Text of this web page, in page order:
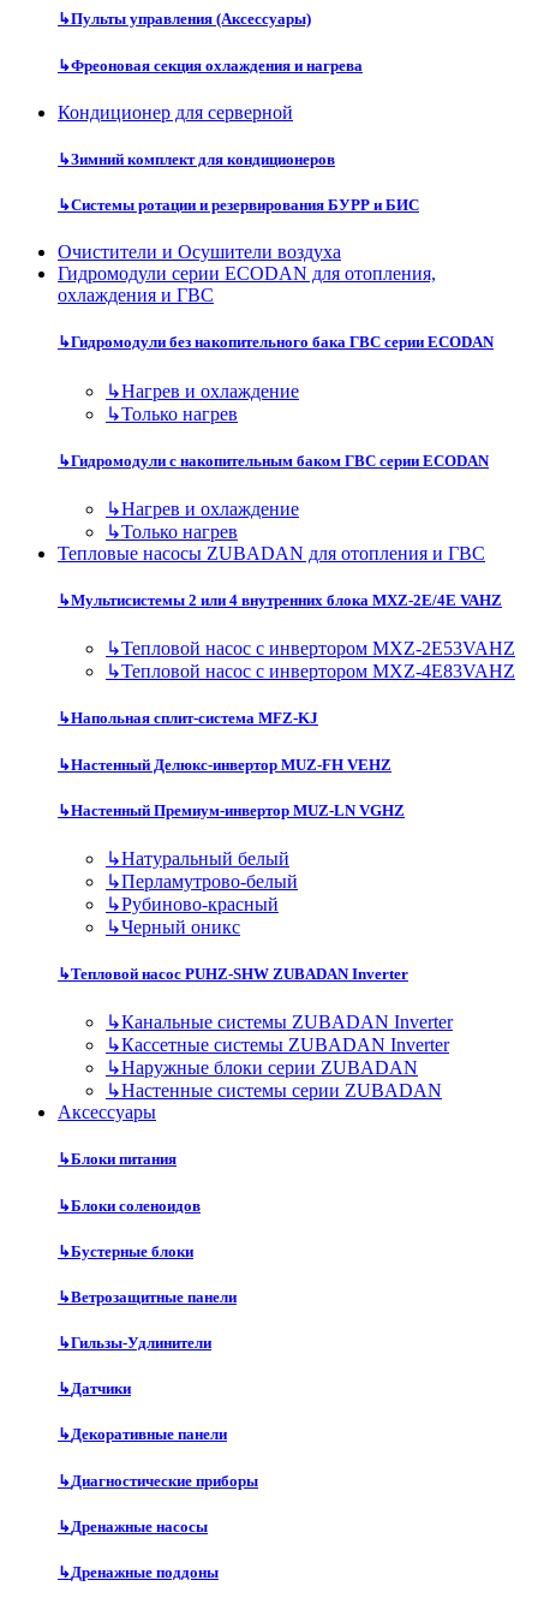
↳Пульты управления (Аксессуары)
↳Фреоновая секция охлаждения и нагрева
Кондиционер для серверной
↳Зимний комплект для кондиционеров
↳Системы ротации и резервирования БУРР и БИС
Очистители и Осушители воздуха
Гидромодули серии ECODAN для отопления,
охлаждения и ГВС
↳Гидромодули без накопительного бака ГВС серии ECODAN
↳Нагрев и охлаждение
↳Только нагрев
↳Гидромодули с накопительным баком ГВС серии ECODAN
↳Нагрев и охлаждение
↳Только нагрев
Тепловые насосы ZUBADAN для отопления и ГВС
↳Мультисистемы 2 или 4 внутренних блока MXZ-2E/4E VAHZ
↳Тепловой насос с инвертором MXZ-2E53VAHZ
↳Тепловой насос с инвертором MXZ-4E83VAHZ
↳Напольная сплит-система MFZ-KJ
↳Настенный Делюкс-инвертор MUZ-FH VEHZ
↳Настенный Премиум-инвертор MUZ-LN VGHZ
↳Натуральный белый
↳Перламутрово-белый
↳Рубиново-красный
↳Черный оникс
↳Тепловой насос PUHZ-SHW ZUBADAN Inverter
↳Канальные системы ZUBADAN Inverter
↳Кассетные системы ZUBADAN Inverter
↳Наружные блоки серии ZUBADAN
↳Настенные системы серии ZUBADAN
Аксесcуары
↳Блоки питания
↳Блоки соленоидов
↳Бустерные блоки
↳Ветрозащитные панели
↳Гильзы-Удлинители
↳Датчики
↳Декоративные панели
↳Диагностические приборы
↳Дренажные насосы
↳Дренажные поддоны